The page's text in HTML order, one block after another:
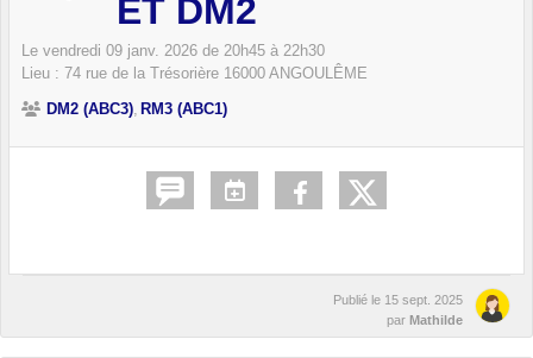
ET DM2
Le vendredi 09 janv. 2026 de 20h45 à 22h30
Lieu : 74 rue de la Trésorière 16000 ANGOULÊME
DM2 (ABC3) RM3 (ABC1)
Publié le 15 sept. 2025
par Mathilde